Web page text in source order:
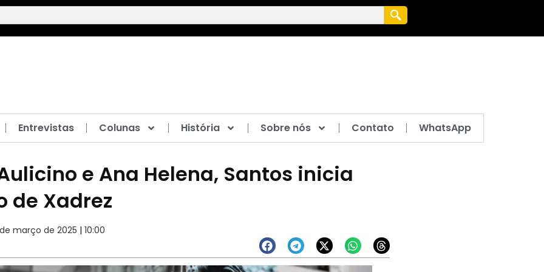
Entrevistas Colunas História Sobre nós Contato WhatsApp
e Ana Helena, Santos inicia
de Xadrez
março de 2025 | 10:00